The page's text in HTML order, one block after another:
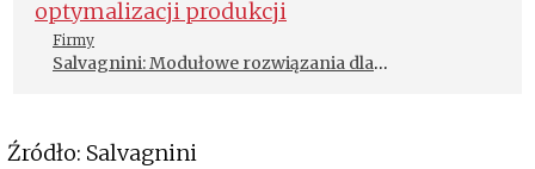
Firmy
Salvagnini: Modułowe rozwiązania dla
Źródło: Salvagnini